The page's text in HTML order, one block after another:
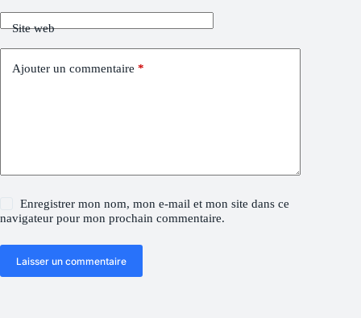
Site web
Ajouter un commentaire *
Enregistrer mon nom, mon e-mail et mon site dans ce
navigateur pour mon prochain commentaire.
Laisser un commentaire